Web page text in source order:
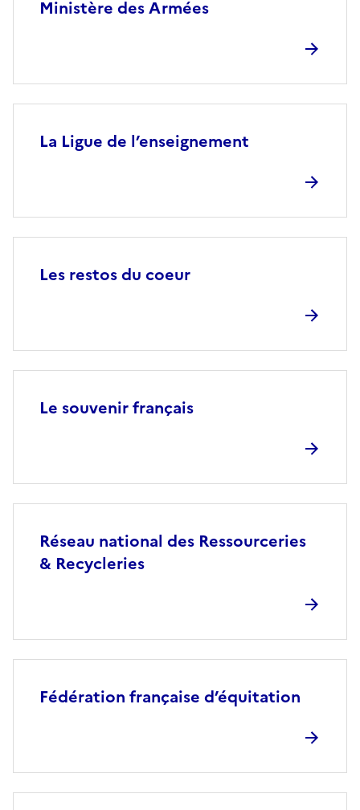
Ministère des Armées
La Ligue de l’enseignement
Les restos du coeur
Le souvenir français
Réseau national des Ressourceries
& Recycleries
Fédération française d’équitation